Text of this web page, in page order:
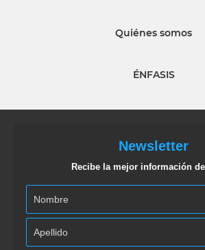
Quiénes somos
ÉNFASIS
Newsletter
Recibe la mejor información